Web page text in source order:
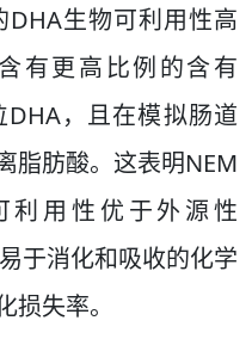
生物可利用性高
有更高比例的含有
，且在模拟肠道
脂肪酸。这表明NEM
利用性优于外源性
于消化和吸收的化学
失率。